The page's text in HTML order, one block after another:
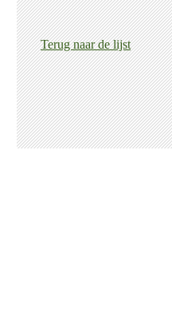
Terug naar de lijst